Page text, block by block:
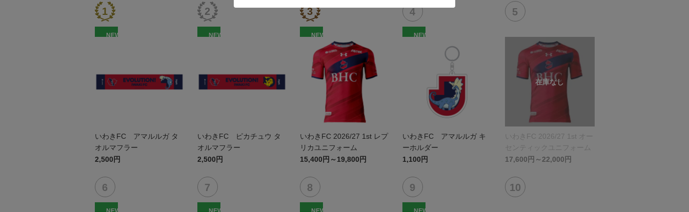
NEW
いわきFC アマルルガ タ
オルマフラー
2,500円
NEW
いわきFC ピカチュウ タ
オルマフラー
2,500円
NEW
いわきFC 2026/27 1st レプ
リカユニフォーム
15,400円～19,800円
NEW
いわきFC アマルルガ キ
ーホルダー
1,100円
いわきFC 2026/27 1st オー
センティックユニフォーム
17,600円～22,000円